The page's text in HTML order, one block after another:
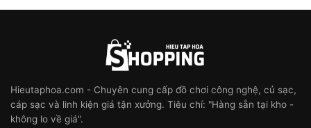
Hieutaphoa.com - Chuyên cung cấp đồ chơi công nghệ, củ sạc,
cáp sạc và linh kiện giá tận xưởng. Tiêu chí: "Hàng sẵn tại kho -
không lo về giá".